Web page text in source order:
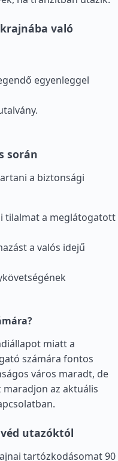
való
egyenleggel
során
a biztonsági
tilalmat a meglátogatott
a valós idejű
miatt a
számára fontos
város maradt, de
az aktuális
utazóktól
tartózkodásomat 90